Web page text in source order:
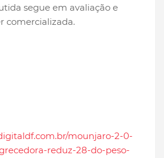
segue em avaliação e
comercializada.
mounjaro-2-0-
reduz-28-do-peso-